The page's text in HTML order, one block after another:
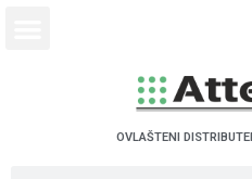
OVLAŠTENI